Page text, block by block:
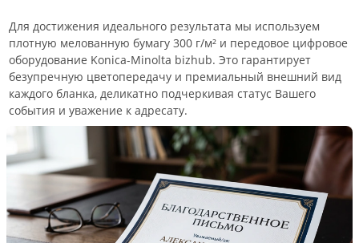
Для достижения идеального результата мы используем
плотную мелованную бумагу 300 г/м² и передовое цифровое
оборудование Konica-Minolta bizhub. Это гарантирует
безупречную цветопередачу и премиальный внешний вид
каждого бланка, деликатно подчеркивая статус Вашего
события и уважение к адресату.